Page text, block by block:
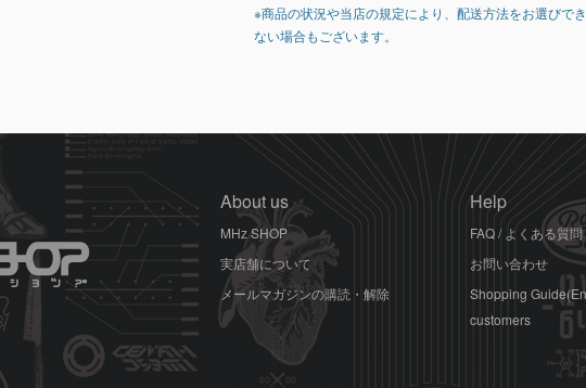
※商品の状況や当店の規定により、配送方法をお選びでき
ない場合もございます。
About us
MHz SHOP
実店舗について
メールマガジンの購読・解除
Help
FAQ / よくある質問
お問い合わせ
Shopping
customers